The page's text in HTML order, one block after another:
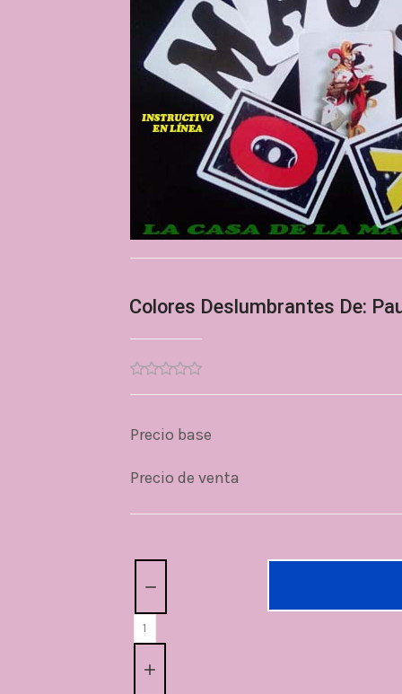
Colores Deslumbrantes De:
Precio base
Precio de venta